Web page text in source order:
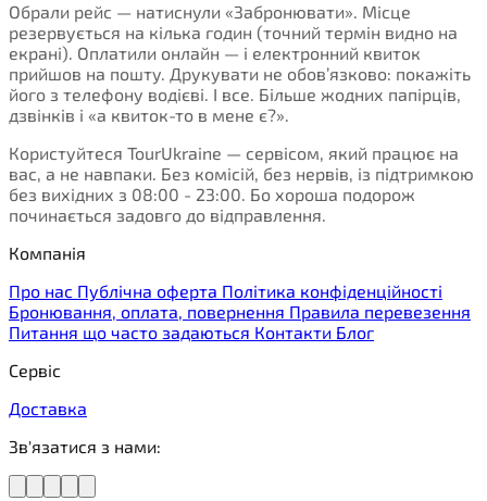
Обрали рейс — натиснули «Забронювати». Місце
резервується на кілька годин (точний термін видно на
екрані). Оплатили онлайн — і електронний квиток
прийшов на пошту. Друкувати не обов’язково: покажіть
його з телефону водієві. І все. Більше жодних папірців,
дзвінків і «а квиток-то в мене є?».
Користуйтеся TourUkraine — сервісом, який працює на
вас, а не навпаки. Без комісій, без нервів, із підтримкою
без вихідних з 08:00 - 23:00. Бо хороша подорож
починається задовго до відправлення.
Компанія
Про нас Публічна оферта Політика конфіденційності
Бронювання, оплата, повернення Правила перевезення
Питання що часто задаються Контакти Блог
Сервіс
Доставка
Зв'язатися з нами: